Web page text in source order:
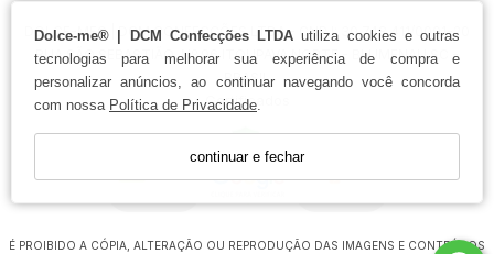
Dolce-me® | DCM Confecções LTDA utiliza cookies e outras
tecnologias para melhorar sua experiência de compra e
personalizar anúncios, ao continuar navegando você concorda
com nossa Política de Privacidade
continuar e fechar
DOLCE-ME® | DCM CONFECÇÕES LTDA - CNPJ: 30.748.411/0001-20
RUA SÃO SEBASTIÃO, Nº 96 ITOUPAVA NORTE - BLUMENAU SC -
BRASIL
Certificados
É PROIBIDO A CÓPIA, ALTERAÇÃO OU REPRODUÇÃO DAS IMAGENS E CONTEÚDOS